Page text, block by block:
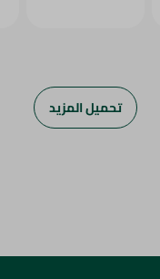
تحميل المزيد